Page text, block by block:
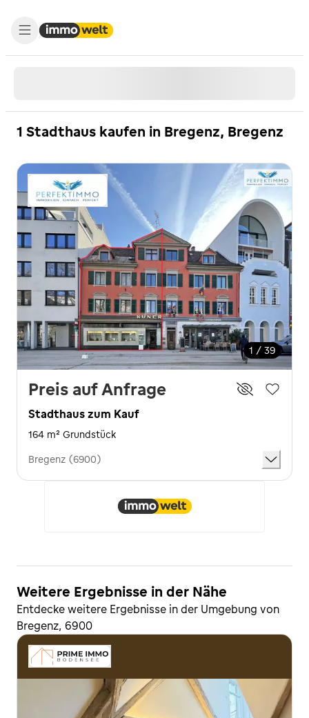
1 Stadthaus kaufen in Bregenz, Bregenz
1 / 39
Preis auf Anfrage
Stadthaus zum Kauf
164 m² Grundstück
Bregenz (6900)
Weitere Ergebnisse in der Nähe
Entdecke weitere Ergebnisse in der Umgebung von
Bregenz, 6900